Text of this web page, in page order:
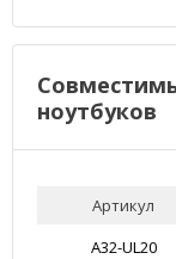
ноутбуков
Артикул
A32-UL20